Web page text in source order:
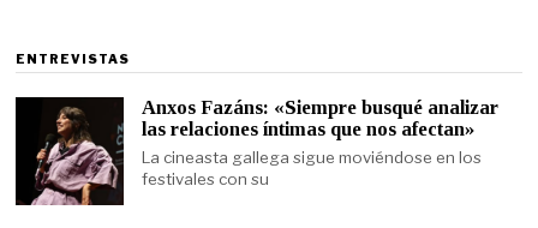
ENTREVISTAS
Anxos Fazáns: «Siempre busqué analizar
las relaciones íntimas que nos afectan»
La cineasta gallega sigue moviéndose en los
festivales con su